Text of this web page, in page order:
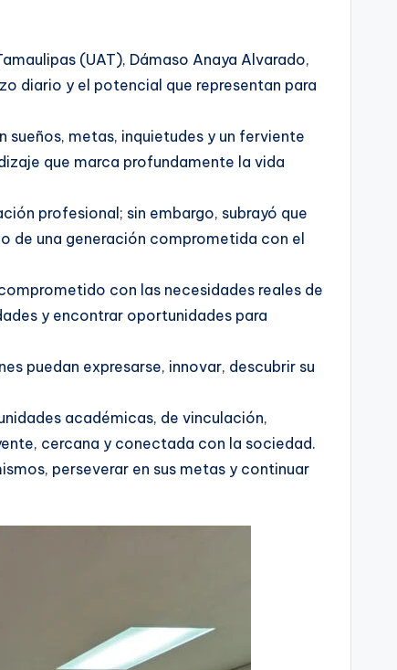
(UAT), Dámaso Anaya Alvarado,
diario y el potencial que representan para
metas, inquietudes y un ferviente
que marca profundamente la vida
profesional; sin embargo, subrayó que
de una generación comprometida con el
con las necesidades reales de
y encontrar oportunidades para
puedan expresarse, innovar, descubrir su
académicas, de vinculación,
cercana y conectada con la sociedad.
perseverar en sus metas y continuar